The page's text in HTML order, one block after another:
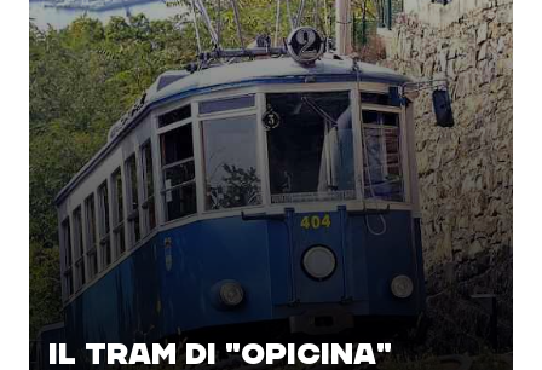
IL TRAM DI "OPICINA"